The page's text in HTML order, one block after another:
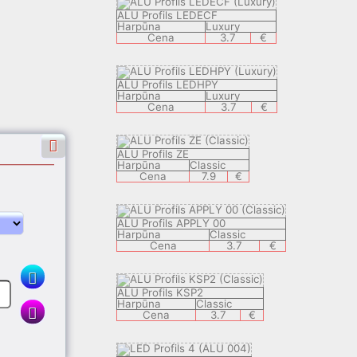
ALU Profils LEDECF
Harpūna
Luxury
Cena
3.7 €
ALU Profils LEDHPY
Harpūna
Luxury
Cena
3.7 €
ALU Profils ZE
Harpūna
Classic
Cena
7.9 €
ALU Profils APPLY 00
Harpūna
Classic
Cena
3.7 €
ALU Profils KSP2
Harpūna
Classic
Cena
3.7 €